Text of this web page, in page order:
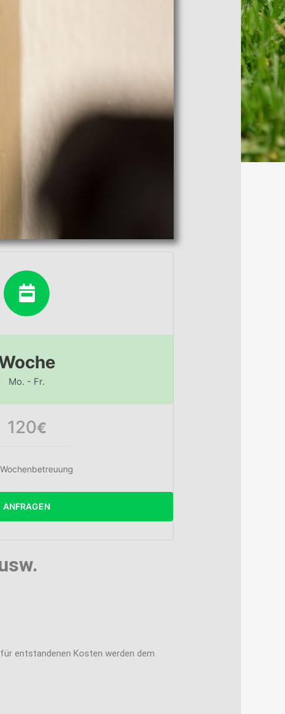
Mo. - Fr.
120€
Wochenbetreuung
ANFRAGEN
entstandenen Kosten werden dem